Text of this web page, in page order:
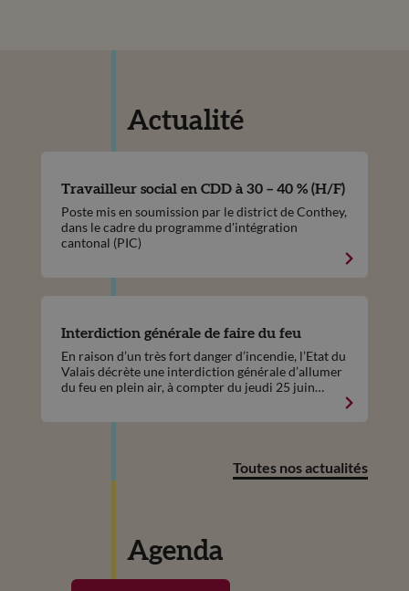
Actualité
Travailleur social en CDD à 30 – 40 % (H/F)
Poste mis en soumission par le district de Conthey,
dans le cadre du programme d'intégration
cantonal (PIC)
Interdiction générale de faire du feu
En raison d’un très fort danger d’incendie, l’Etat du
Valais décrète une interdiction générale d’allumer
du feu en plein air, à compter du jeudi 25 juin
Toutes nos actualités
Agenda